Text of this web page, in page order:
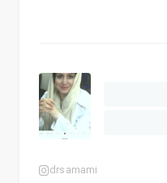
drsamami